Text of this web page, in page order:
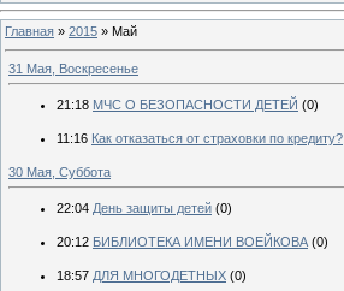
Главная » 2015 » Май
31 Мая, Воскресенье
21:18 МЧС О БЕЗОПАСНОСТИ ДЕТЕЙ (0)
11:16 Как отказаться от страховки по кредиту?
30 Мая, Суббота
22:04 День защиты детей (0)
20:12 БИБЛИОТЕКА ИМЕНИ ВОЕЙКОВА (0)
18:57 ДЛЯ МНОГОДЕТНЫХ (0)